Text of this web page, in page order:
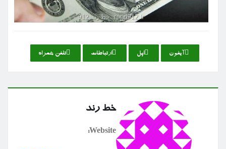
آیفون اپل ارتباطات تلفن همراه
خط رند
Website: